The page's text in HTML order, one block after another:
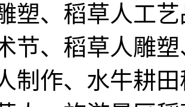
塑、稻草人工
节、稻草人雕
制作、水牛耕